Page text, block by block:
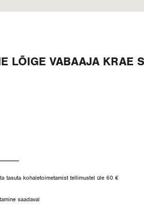
LÕIGE VABAAJA KRAE
tasuta kohaletoimetamist tellimustel üle 60 €
saadaval